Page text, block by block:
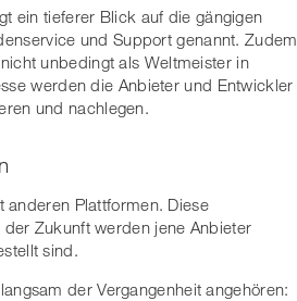
ein tieferer Blick auf die gängigen
und Support genannt. Zudem
unbedingt als Weltmeister in
werden die Anbieter und Entwickler
und nachlegen.
anderen Plattformen. Diese
Zukunft werden jene Anbieter
sind.
der Vergangenheit angehören: